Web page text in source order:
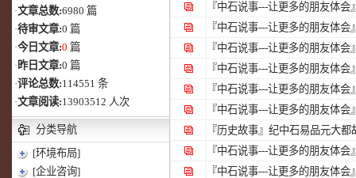
·文章总数:6980 篇
·待审文章:0 篇
·今日文章:0 篇
· 昨日文章:0 篇
·评论总数:114551 条
·文章阅读:13903512 人次
分类导航
[环境布局]
[企业咨询]
『中石说事---让更多的朋友体会
『中石说事---让更多的朋友体会
『中石说事---让更多的朋友体会
『中石说事---让更多的朋友体会
『中石说事---让更多的朋友体会
『中石说事---让更多的朋友体会
『历史故事』 纪中石易品元大都
『中石说事---让更多的朋友体会
『中石说事---让更多的朋友体会